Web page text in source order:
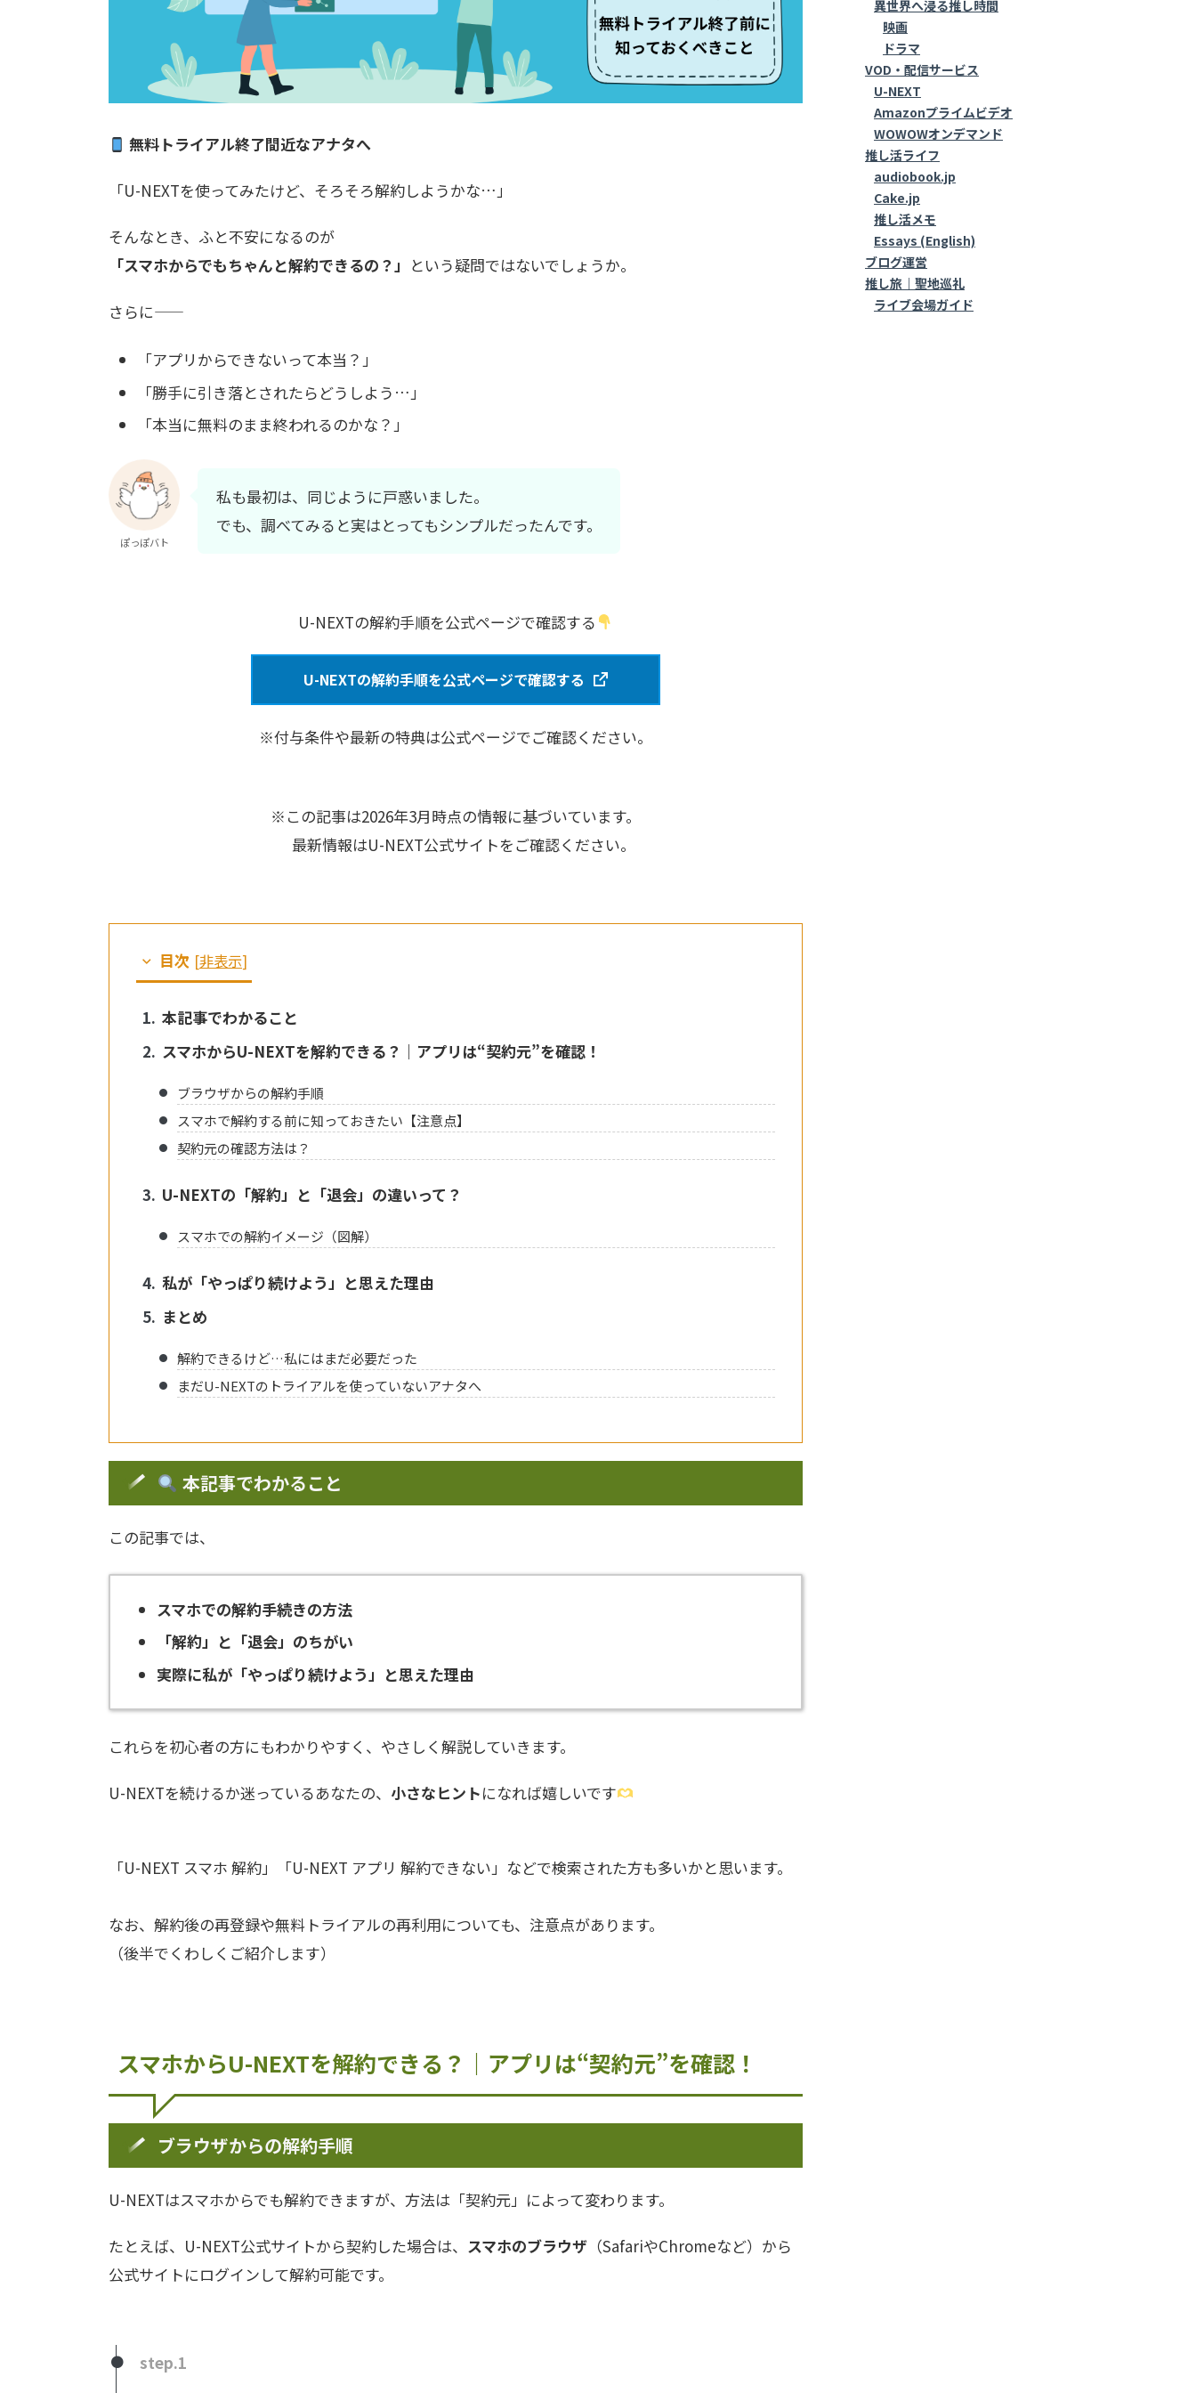
無料トライアル終了間近なアナタへ
「U-NEXTを使ってみたけど、そろそろ解約しようかな…」
そんなとき、ふと不安になるのが
「スマホからでもちゃんと解約できるの？」 という疑問ではないでしょうか。
さらに――
「アプリからできないって本当？」
「勝手に引き落とされたらどうしよう…」
「本当に無料のまま終われるのかな？」
ぽっぽバト
私も最初は、同じように戸惑いました。
でも、調べてみると実はとってもシンプルだったんです。
U-NEXTの解約手順を公式ページで確認する
U-NEXTの解約手順を公式ページで確認する
※付与条件や最新の特典は公式ページでご確認ください。
※この記事は2026年3月時点の情報に基づいています。
最新情報はU-NEXT公式サイトをご確認ください。
目次 [非表示]
本記事でわかること
スマホからU-NEXTを解約できる？｜アプリは“契約元”を確認！
ブラウザからの解約手順
スマホで解約する前に知っておきたい【注意点】
契約元の確認方法は？
U-NEXTの「解約」と「退会」の違いって？
スマホでの解約イメージ（図解）
私が「やっぱり続けよう」と思えた理由
まとめ
解約できるけど…私にはまだ必要だった
まだU-NEXTのトライアルを使っていないアナタへ
本記事でわかること
この記事では、
スマホでの解約手続きの方法
「解約」と「退会」のちがい
実際に私が「やっぱり続けよう」と思えた理由
これらを初心者の方にもわかりやすく、やさしく解説していきます。
U-NEXTを続けるか迷っているあなたの、 小さなヒントになれば嬉しいです
「U-NEXT スマホ 解約」「U-NEXT アプリ 解約できない」などで検索された方も多いかと思います。
なお、解約後の再登録や無料トライアルの再利用についても、注意点があります。
（後半でくわしくご紹介します）
スマホからU-NEXTを解約できる？｜アプリは“契約元”を確認！
ブラウザからの解約手順
U-NEXTはスマホからでも解約できますが、方法は「契約元」によって変わります。
たとえば、U-NEXT公式サイトから契約した場合は、 スマホのブラウザ （SafariやChromeなど）から
公式サイトにログインして解約可能です。
step.1
異世界へ浸る推し時間
映画
ドラマ
VOD・配信サービス
U-NEXT
Amazonプライムビデオ
WOWOWオンデマンド
推し活ライフ
audiobook.jp
Cake.jp
推し活メモ
Essays (English)
ブログ運営
推し旅｜聖地巡礼
ライブ会場ガイド